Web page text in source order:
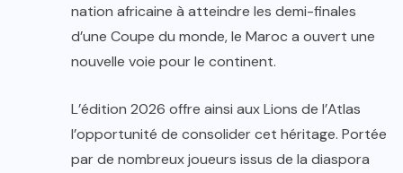
nation africaine à atteindre les demi-finales
d’une Coupe du monde, le Maroc a ouvert une
nouvelle voie pour le continent.
L’édition 2026 offre ainsi aux Lions de l’Atlas
l’opportunité de consolider cet héritage. Portée
par de nombreux joueurs issus de la diaspora